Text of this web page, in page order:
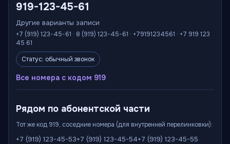
919-123-45-61
Другие варианты записи
+7 (919) 123-45-61 · 8 (919) 123-45-61 · +79191234561 · +7 919 123
45 61
Статус: обычный звонок
Все номера с кодом 919
Рядом по абонентской части
Тот же код 919, соседние номера (для внутренней перелинковки):
+7 (919) 123-45-53+7 (919) 123-45-54+7 (919) 123-45-55